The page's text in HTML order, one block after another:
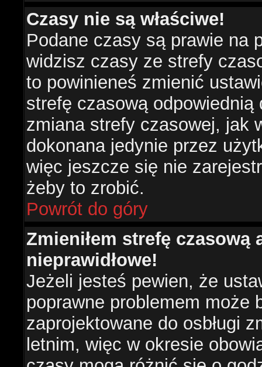
Czasy nie są właściwe!
Podane czasy są prawie na
widzisz czasy ze strefy
to powinieneś zmienić
strefę czasową
zmiana strefy czasowej, jak
dokonana jedynie przez
więc jeszcze się nie
żeby to zrobić.
Powrót do góry
Zmieniłem strefę czasową
nieprawidłowe!
Jeżeli jesteś pewien, że
poprawne problemem może
zaprojektowane do osbługi
letnim, więc w okresie